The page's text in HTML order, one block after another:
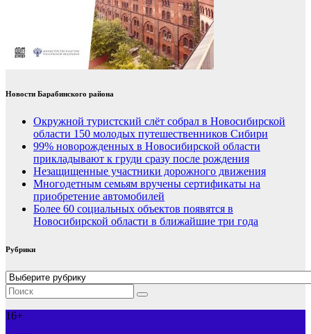
Новости Барабинского района
Окружной туристский слёт собрал в Новосибирской
области 150 молодых путешественников Сибири
99% новорожденных в Новосибирской области
прикладывают к груди сразу после рождения
Незащищенные участники дорожного движения
Многодетным семьям вручены сертификаты на
приобретение автомобилей
Более 60 социальных объектов появятся в
Новосибирской области в ближайшие три года
Рубрики
Рубрики
16+